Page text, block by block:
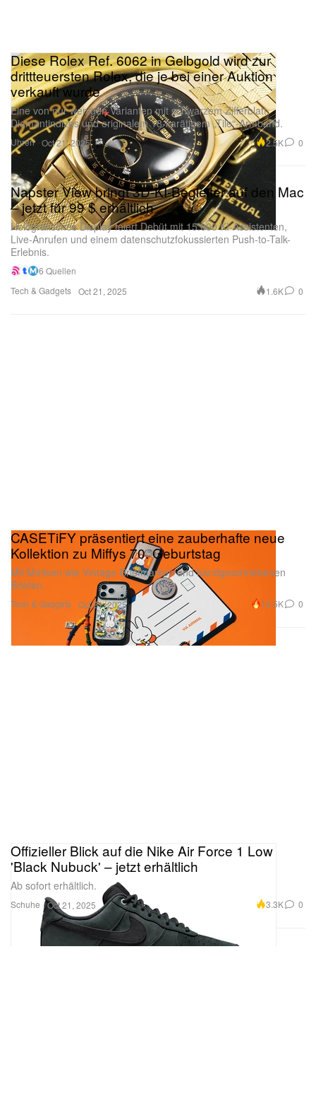
Uhren
Diese Rolex Ref. 6062 in Gelbgold wird zur
drittteuersten Rolex, die je bei einer Auktion
verkauft wurde
Eine von nur wenigen Varianten mit schwarzem Zifferblatt,
Diamantindizes und originalem 18-karätigem „Tile“-Armband.
Oct 21, 2025 2.5K 0
Tech & Gadgets
Napster View bringt 3D-KI-Begleiter auf den Mac
– jetzt für 99 $ erhältlich
Holografisches Display feiert Debüt mit 15.000 KI-Assistenten,
Live-Anrufen und einem datenschutzfokussierten Push-to-Talk-
Erlebnis.
6 Quellen
Oct 21, 2025
1.6K 0
Tech & Gadgets
CASETiFY präsentiert eine zauberhafte neue
Kollektion zu Miffys 70. Geburtstag
Mit Motiven wie Vintage-Briefmarken und handgeschriebenen
Briefen.
Oct 21, 2025 10.5K 0
Schuhe
Offizieller Blick auf die Nike Air Force 1 Low
'Black Nubuck' – jetzt erhältlich
Ab sofort erhältlich.
Oct 21, 2025 3.3K 0